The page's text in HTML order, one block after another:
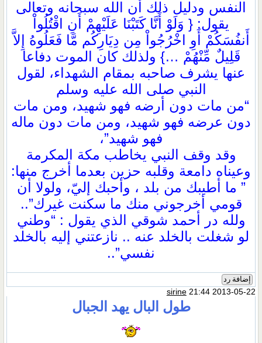
النفس ودليل ذلك أن الله سبحانه وتعالى
يقول: { وَلَوْ أَنَّا كَتَبْنَا عَلَيْهِمْ أَنِ اقْتُلُواْ
أَنفُسَكُمْ أَوِ اخْرُجُواْ مِن دِيَارِكُم مَّا فَعَلُوهُ إِلاَّ
قَلِيلٌ مِّنْهُمْ …} ولذلك كان الموت دفاعا
عنها يشرف صاحبه بمقام الشهداء، لقول
النبي صلى الله عليه وسلم
“من مات دون أرضه فهو شهيد، ومن مات
دون عرضه فهو شهيد، ومن مات دون ماله
فهو شهيد”،
وقد وقف النبي يخاطب مكة المكرمة
وعيناه دامعة وقلبه حزين بعدما أخرج منها:
” ما أطيبك من بلد ، وأحبك إليّ، ولولا أن
قومي أخرجوني منك ما سكنت غيرك”..
ولله در أحمد شوقي الذي يقول : “وطني
لو شغلت بالخلد عنه .. نازعتني إليه بالخلد
نفسي”..
إضافة رد
sirine21:44 2013-05-22
طول البال يهد الجبال